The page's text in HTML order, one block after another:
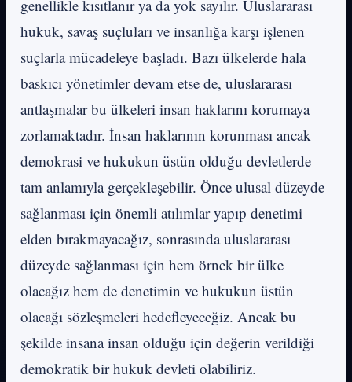
genellikle kısıtlanır ya da yok sayılır. Uluslararası
hukuk, savaş suçluları ve insanlığa karşı işlenen
suçlarla mücadeleye başladı. Bazı ülkelerde hala
baskıcı yönetimler devam etse de, uluslararası
antlaşmalar bu ülkeleri insan haklarını korumaya
zorlamaktadır. İnsan haklarının korunması ancak
demokrasi ve hukukun üstün olduğu devletlerde
tam anlamıyla gerçekleşebilir. Önce ulusal düzeyde
sağlanması için önemli atılımlar yapıp denetimi
elden bırakmayacağız, sonrasında uluslararası
düzeyde sağlanması için hem örnek bir ülke
olacağız hem de denetimin ve hukukun üstün
olacağı sözleşmeleri hedefleyeceğiz. Ancak bu
şekilde insana insan olduğu için değerin verildiği
demokratik bir hukuk devleti olabiliriz.